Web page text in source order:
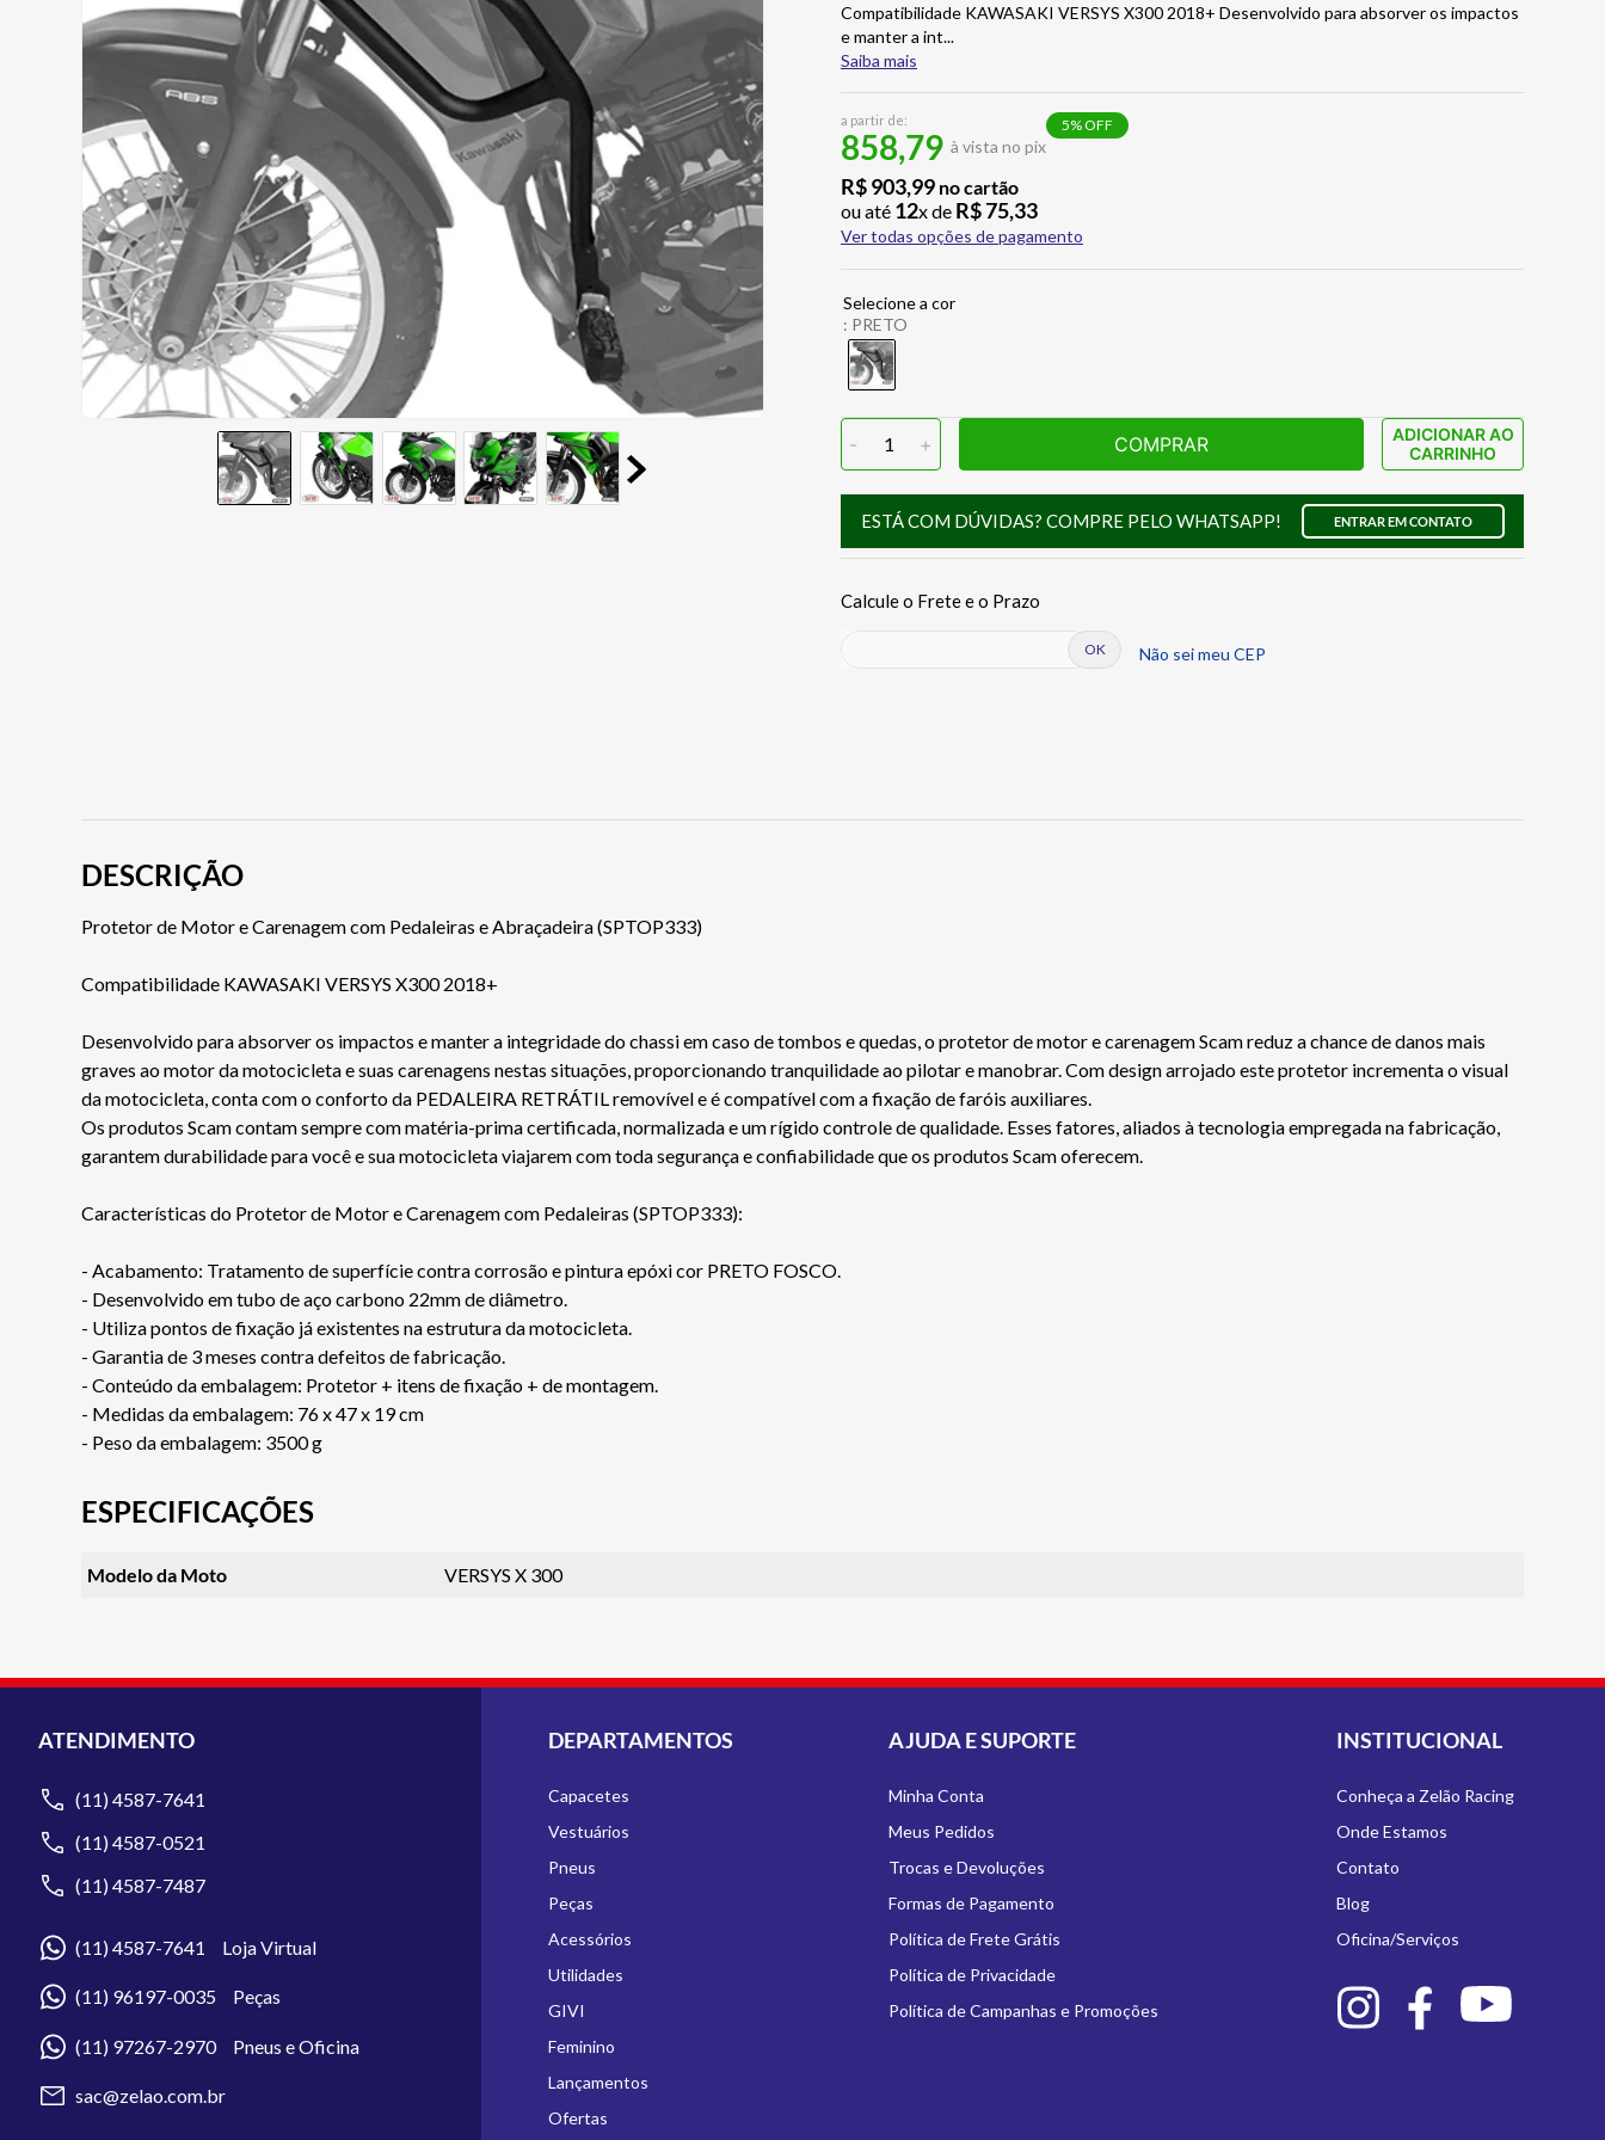
Compatibilidade KAWASAKI VERSYS X300 2018+ Desenvolvido para absorver os impactos
e manter a int...
Saiba mais
a partir de:
858,79 à vista no pix
5% OFF
R$903,99 no cartão
ou até 12x de R$75,33
Ver todas opções de pagamento
: PRETO
- 1 + COMPRAR
ADICIONAR AO
CARRINHO
ESTÁ COM DÚVIDAS? COMPRE PELO WHATSAPP! ENTRAR EM CONTATO
Não sei meu CEP
DESCRIÇÃO
Protetor de Motor e Carenagem com Pedaleiras e Abraçadeira (SPTOP333)
Compatibilidade KAWASAKI VERSYS X300 2018+
Desenvolvido para absorver os impactos e manter a integridade do chassi em caso de tombos e quedas, o protetor de motor e carenagem Scam reduz a chance de danos mais
graves ao motor da motocicleta e suas carenagens nestas situações, proporcionando tranquilidade ao pilotar e manobrar. Com design arrojado este protetor incrementa o visual
da motocicleta, conta com o conforto da PEDALEIRA RETRÁTIL removível e é compatível com a fixação de faróis auxiliares.
Os produtos Scam contam sempre com matéria-prima certificada, normalizada e um rígido controle de qualidade. Esses fatores, aliados à tecnologia empregada na fabricação,
garantem durabilidade para você e sua motocicleta viajarem com toda segurança e confiabilidade que os produtos Scam oferecem.
Características do Protetor de Motor e Carenagem com Pedaleiras (SPTOP333):
- Acabamento: Tratamento de superfície contra corrosão e pintura epóxi cor PRETO FOSCO.
- Desenvolvido em tubo de aço carbono 22mm de diâmetro.
- Utiliza pontos de fixação já existentes na estrutura da motocicleta.
- Garantia de 3 meses contra defeitos de fabricação.
- Conteúdo da embalagem: Protetor + itens de fixação + de montagem.
- Medidas da embalagem: 76 x 47 x 19 cm
- Peso da embalagem: 3500 g
ESPECIFICAÇÕES
Modelo da Moto VERSYS X 300
ATENDIMENTO
(11) 4587-7641
(11) 4587-0521
(11) 4587-7487
(11) 4587-7641 Loja Virtual
(11) 96197-0035 Peças
(11) 97267-2970 Pneus e Oficina
sac@zelao.com.br
DEPARTAMENTOS
Capacetes
Vestuários
Pneus
Peças
Acessórios
Utilidades
GIVI
Feminino
Lançamentos
Ofertas
AJUDA E SUPORTE
Minha Conta
Meus Pedidos
Trocas e Devoluções
Formas de Pagamento
Política de Frete Grátis
Política de Privacidade
Política de Campanhas e Promoções
INSTITUCIONAL
Conheça a Zelão Racing
Onde Estamos
Contato
Blog
Oficina/Serviços
º AIROH
BOTAS